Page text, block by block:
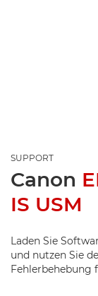
SUPPORT
Canon
IS USM
Laden Sie
und nutzen Sie
Fehlerbehebung